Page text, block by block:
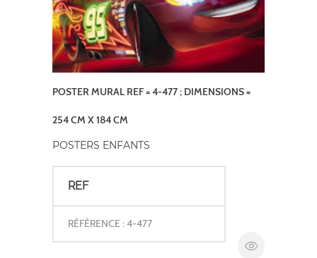
POSTER MURAL REF = 4-477 ; DIMENSIONS =
254 CM X 184 CM
POSTERS ENFANTS
REF
RÉFÉRENCE : 4-477